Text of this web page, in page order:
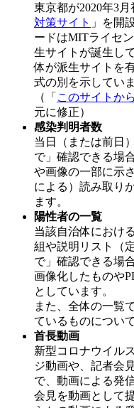
東京都が2020年3月
対策サイト 」を開
ードはMITライセ
生サイトが誕生し
体が派生サイトを
式の別を示していま
（「 このサイトか
元に修正）
感染判明者数
当日（または前日
で」確認できる場
や画像の一部に示
による）読み取り
ます。
陽性者の一覧
当該自治体におけ
組や説明リスト（
で」確認できる場
画像化したものや
としています。
また、全体の一覧
ているものについ
首長動画
新型コロナウイル
ジ動画や、記者会
で、動画による発
会見を動画として